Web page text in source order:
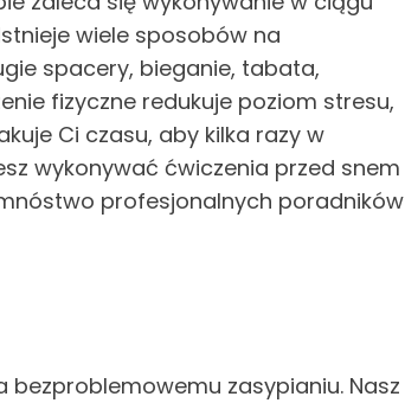
wiele sposobów na
spacery, bieganie, tabata,
fizyczne redukuje poziom stresu,
Ci czasu, aby kilka razy w
wykonywać ćwiczenia przed snem
profesjonalnych poradników
zasypianiu. Nasz